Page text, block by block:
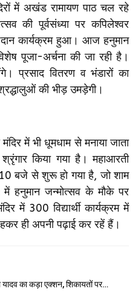
में अखंड रामायण पाठ चल रहे
की पूर्वसंध्‍या पर कपिलेश्वर
कार्यक्रम हुआ। आज हनुमान
पूजा-अर्चना की जा रही है।
प्रसाद वितरण व भंडारों का
की भीड़ उमड़ेगी।
में भी धूमधाम से मनाया जाता
किया गया है। महाआरती
10 बजे से शुरू हो गया है, जो शाम
हनुमान जन्‍मोत्‍सव के मौके पर
में 300 विद्यार्थी कार्यक्रम में
ही अपनी पढ़ाई कर रहें हैं।
यादव का कड़ा एक्शन, शिकायतों पर…